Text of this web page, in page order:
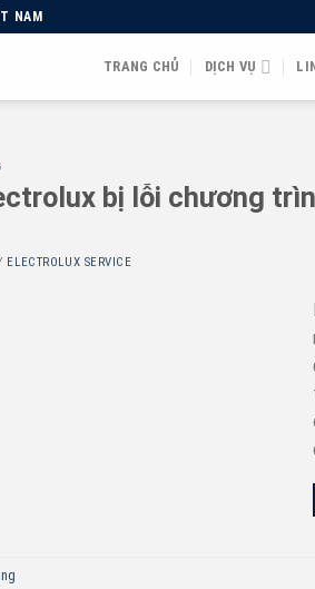
NAM
TRANG CHỦ DỊCH VỤ
bị lỗi chương
ELECTROLUX SERVICE